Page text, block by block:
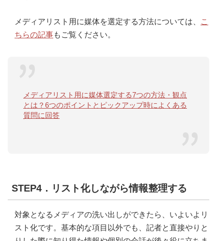
メディアリスト用に媒体を選定する方法については、
こ
ちらの記事もご覧ください。
メディアリスト用に媒体選定する7つの方法・観点
とは？6つのポイントとピックアップ時によくある
質問に回答
STEP4．リスト化しながら情報整理する
対象となるメディアの洗い出しができたら、いよいよリ
スト化です。基本的な項目以外でも、記者と直接やりと